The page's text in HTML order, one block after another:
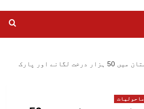
تاریخی چوکنڈی قبرستان میں 50 ہزار درخت لگانے اور پارک
ماحولیات